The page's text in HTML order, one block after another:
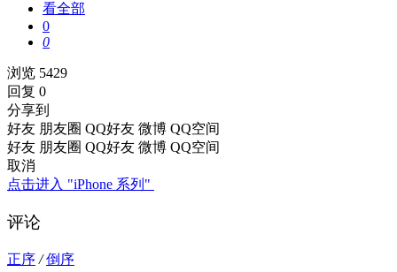
看全部
0
0
浏览 5429
回复 0
分享到
好友 朋友圈 QQ好友 微博 QQ空间
好友 朋友圈 QQ好友 微博 QQ空间
取消
点击进入 "iPhone 系列"
评论
正序 / 倒序